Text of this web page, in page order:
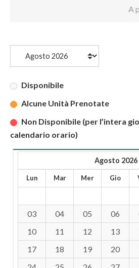
A
Disponibile
Alcune Unità Prenotate
Non Disponibile (per l’intera
calendario orario)
Agosto 2026
Lun Mar Mer Gio
03
04 05 06
10
11 12 13
17
18 19 20